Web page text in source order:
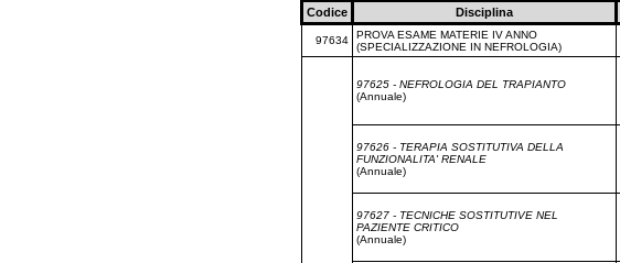
Codice Disciplina
97634
PROVA ESAME MATERIE IV ANNO
(SPECIALIZZAZIONE IN NEFROLOGIA)
97625 - NEFROLOGIA DEL TRAPIANTO
(Annuale)
97626 - TERAPIA SOSTITUTIVA DELLA
FUNZIONALITA' RENALE
(Annuale)
97627 - TECNICHE SOSTITUTIVE NEL
PAZIENTE CRITICO
(Annuale)